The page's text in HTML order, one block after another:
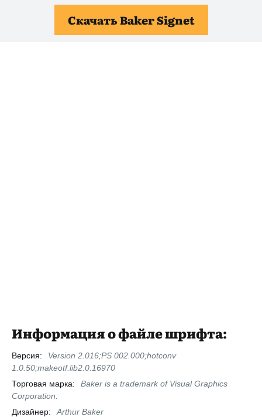
Скачать Baker Signet
Информация о файле шрифта:
Версия:
Version 2.016;PS 002.000;hotconv
1.0.50;makeotf.lib2.0.16970
Торговая марка:
Baker is a trademark of Visual Graphics
Corporation.
Дизайнер:
Arthur Baker